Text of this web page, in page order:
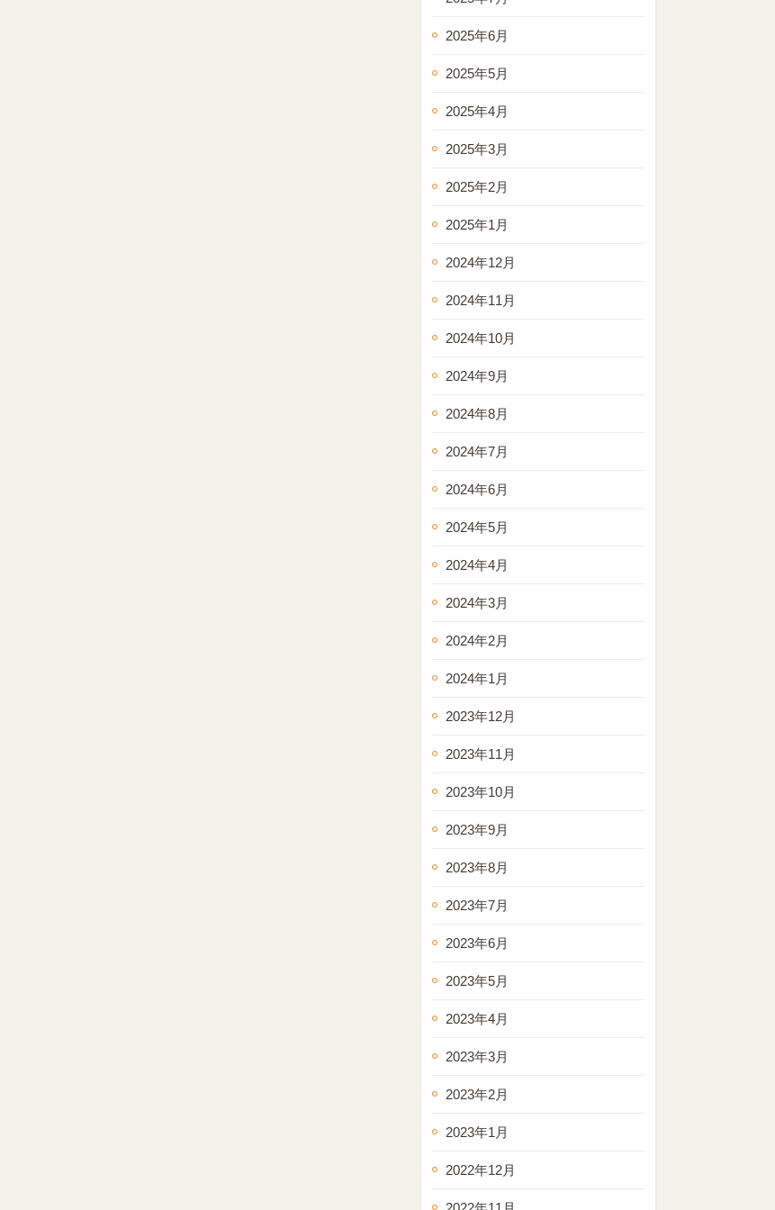
2025年6月
2025年5月
2025年4月
2025年3月
2025年2月
2025年1月
2024年12月
2024年11月
2024年10月
2024年9月
2024年8月
2024年7月
2024年6月
2024年5月
2024年4月
2024年3月
2024年2月
2024年1月
2023年12月
2023年11月
2023年10月
2023年9月
2023年8月
2023年7月
2023年6月
2023年5月
2023年4月
2023年3月
2023年2月
2023年1月
2022年12月